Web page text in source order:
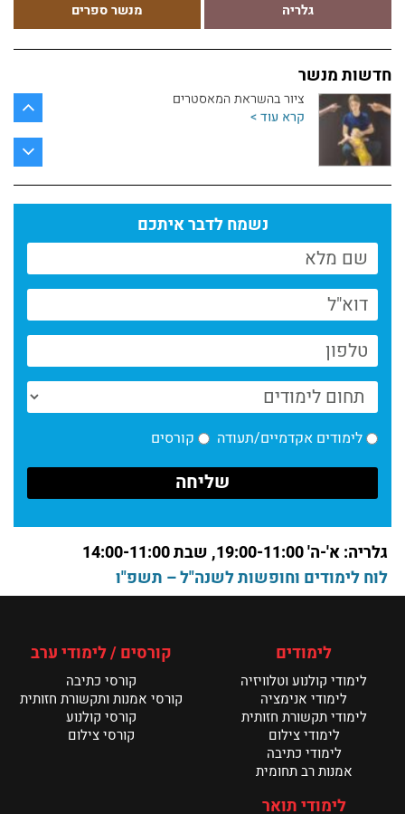
גלריה מנשר ספרים
חדשות מנשר
חדשות מחלקת הכתיבה
קרא עוד >
ציור בהשראת המאסטרים
קרא עוד >
קרא עוד >
ספרי בוגרי מחלקת הכתיבה במנשר לשבוע הספר
פסטיבל דוקאביב 2026 היה פנומנלי // המחלקה
לקולנוע מנשר לאמנות
חדשות המחלקה לתקשורת חזותית – 6.26
קרא עוד >
גוליבר
קרא עוד >
תערוכת הבוגרים של מנשר נפתחת ביום ראשון
קרא עוד >
נשמח לדבר איתכם
לימודים אקדמיים/תעודה קורסים
גלריה: א'-ה' 19:00-11:00, שבת 14:00-11:00
לוח לימודים וחופשות לשנה"ל – תשפ"ו
לימודים
לימודי קולנוע וטלוויזיה
לימודי אנימציה
לימודי תקשורת חזותית
לימודי צילום
לימודי כתיבה
אמנות רב תחומית
קורסים / לימודי ערב
קורסי כתיבה
קורסי אמנות ותקשורת חזותית
קורסי קולנוע
קורסי צילום
לימודי תואר